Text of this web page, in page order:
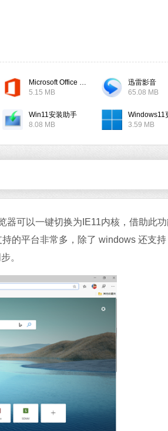
5.15 MB
迅雷影音
65.08 MB
Win11安装助手
8.08 MB
3.59 MB
可以一键切换为IE11内核，借助此
的平台非常多，除了 windows 还支持
。
微信
软件语言：
Office
软件大小：
软件语言：